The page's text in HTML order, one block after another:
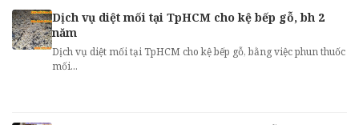
Dịch vụ diệt mối tại TpHCM cho kệ bếp gỗ, bh 2
năm
Dịch vụ diệt mối tại TpHCM cho kệ bếp gỗ, bằng việc phun thuốc
mối...